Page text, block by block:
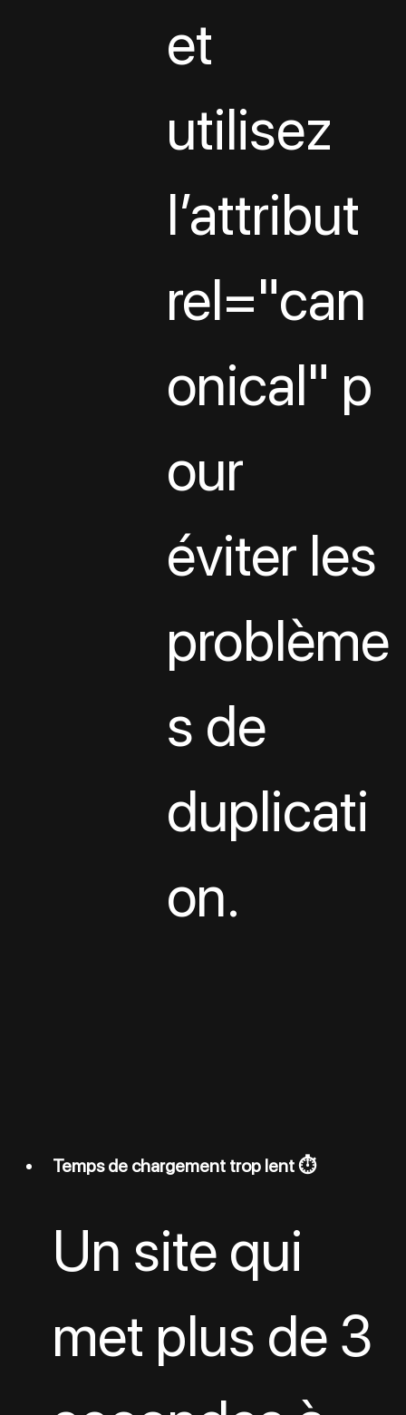
et
utilisez
l’attribut
rel="can
onical" p
our
éviter les
problème
s de
duplicati
on.
Temps de chargement trop lent ⏱️
Un site qui
met plus de 3